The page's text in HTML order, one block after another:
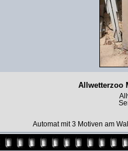
Allwetterzoo
Automat mit 3 Motiven am